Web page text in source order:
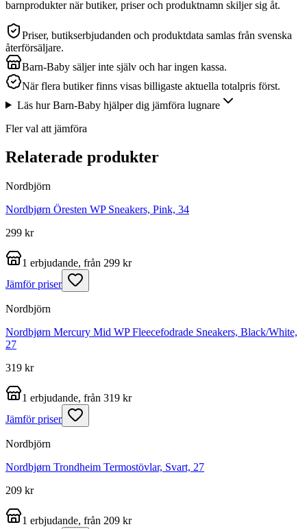
barnprodukter när butiker, priser och produktnamn skiljer sig åt.
Priser, butikserbjudanden och produktdata samlas från svenska
återförsäljare.
Barn-Baby säljer inte själv och har ingen kassa.
När flera butiker finns visas billigaste aktuella totalpris först.
Läs hur Barn-Baby hjälper dig jämföra lugnare
Fler val att jämföra
Relaterade produkter
Nordbjörn
Nordbjørn Öresten WP Sneakers, Pink, 34
299 kr
1 erbjudande, från 299 kr
Jämför priser
Nordbjörn
Nordbjørn Mercury Mid WP Fleecefodrade Sneakers, Black/White,
27
319 kr
1 erbjudande, från 319 kr
Jämför priser
Nordbjörn
Nordbjørn Trondheim Termostövlar, Svart, 27
209 kr
1 erbjudande, från 209 kr